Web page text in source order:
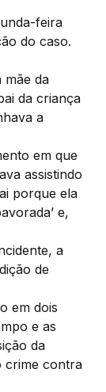
feira
do caso.
mãe da
da criança
a
em que
assistindo
porque ela
e,
a
de
em dois
e as
da
crime contra